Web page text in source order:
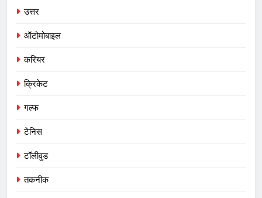
उत्तर
ऑटोमोबाइल
करियर
क्रिकेट
गल्फ
टेनिस
टॉलीवुड
तकनीक